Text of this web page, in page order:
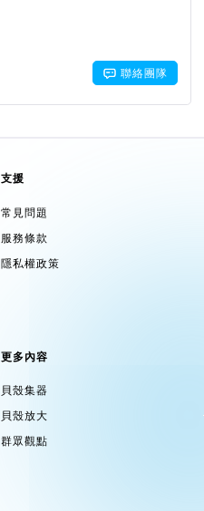
聯絡團隊
支援
常見問題
服務條款
隱私權政策
更多內容
貝殼集器
貝殼放大
群眾觀點